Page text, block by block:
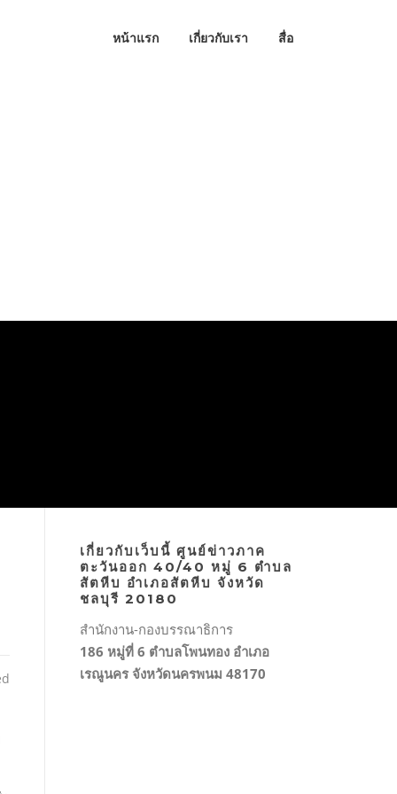
หน้าแรก เกี่ยวกับเรา สื่อ
เกี่ยวกับเว็บนี้ ศูนย์ข่าวภาค
ตะวันออก 40/40 หมู่ 6 ตำบล
สัตหีบ อำเภอสัตหีบ จังหวัด
ชลบุรี 20180
สำนักงาน-กองบรรณาธิการ
186 หมู่ที่ 6 ตำบลโพนทอง อำเภอ
เรณูนคร จังหวัดนครพนม 48170